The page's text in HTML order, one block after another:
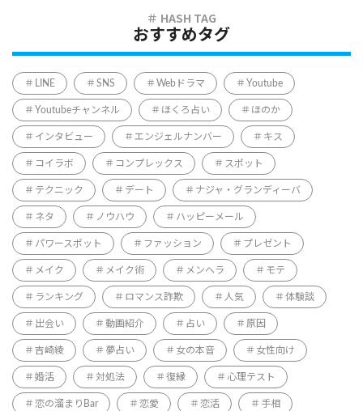
おすすめタグ
LINE SNS Webドラマ Youtube
Youtubeチャンネル ほくろ占い ほのか
インタビュー エンジェルナンバー キス
コイラボ コンプレックス スポット
テクニック デート ナジャ・グランディーバ
ネタ ノウハウ ハッピーメール
パワースポット ファッション プレゼント
メイク メイク術 メンヘラ モテ
ランキング ロマンス詐欺 人気 体験談
出会い 動画紹介 占い 原因
吉崎綾 夢占い 女の本音 女性向け
婚活 対処法 復縁 心理テスト
恋の溜まりBar 恋愛 恋活 手相